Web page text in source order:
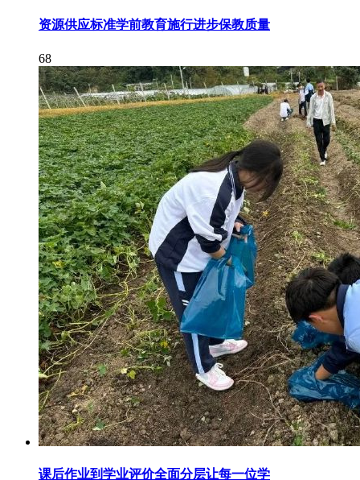
资源供应标准学前教育施行进步保教质量
68
课后作业到学业评价全面分层让每一位学